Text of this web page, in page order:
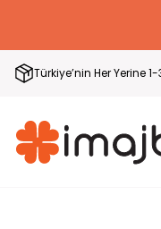
Türkiye’nin Her Yerine